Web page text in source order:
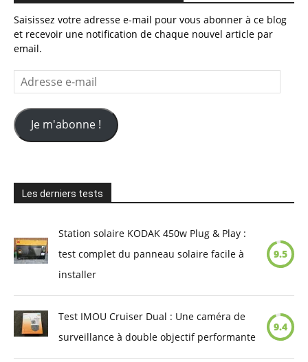
Saisissez votre adresse e-mail pour vous abonner à ce blog
et recevoir une notification de chaque nouvel article par
email.
Adresse
e-
mail
Je m'abonne !
Les derniers tests
Station solaire KODAK 450w Plug & Play :
test complet du panneau solaire facile à
installer
9.5
Test IMOU Cruiser Dual : Une caméra de
surveillance à double objectif performante
9.4